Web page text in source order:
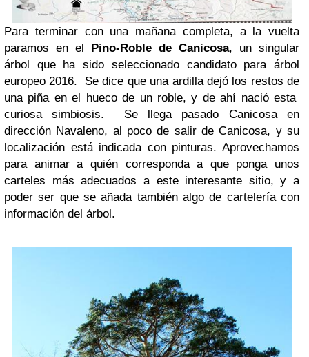
Para terminar con una mañana completa, a la vuelta
paramos en el Pino-Roble de Canicosa, un singular
árbol que ha sido seleccionado candidato para árbol
europeo 2016. Se dice que una ardilla dejó los restos de
una piña en el hueco de un roble, y de ahí nació esta
curiosa simbiosis. Se llega pasado Canicosa en
dirección Navaleno, al poco de salir de Canicosa, y su
localización está indicada con pinturas. Aprovechamos
para animar a quién corresponda a que ponga unos
carteles más adecuados a este interesante sitio, y a
poder ser que se añada también algo de cartelería con
información del árbol.